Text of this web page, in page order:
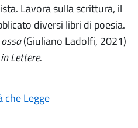
Lavora sulla scrittura, il
diversi libri di poesia.
(Giuliano Ladolfi, 2021)
Lettere.
che Legge